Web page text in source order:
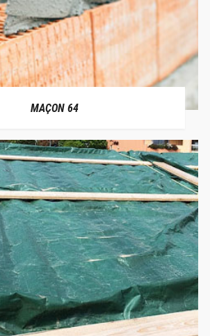
MAÇON 64